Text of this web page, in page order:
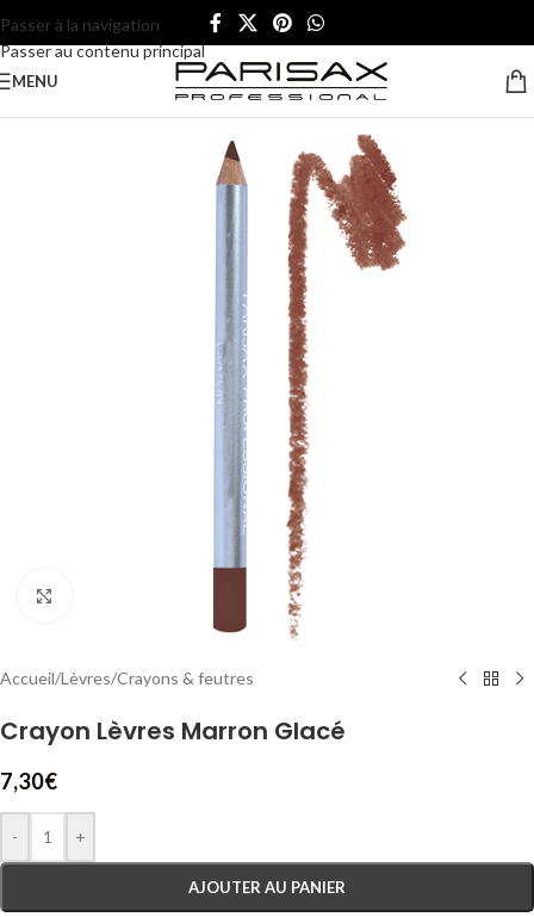
Passer à la navigation
Passer au contenu principal
MENU
Accueil/Lèvres/Crayons & feutres
Crayon Lèvres Marron Glacé
7,30€
- +
AJOUTER AU PANIER